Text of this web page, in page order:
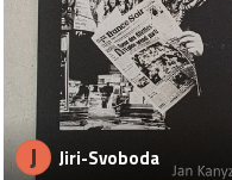
J Jiri-Svoboda